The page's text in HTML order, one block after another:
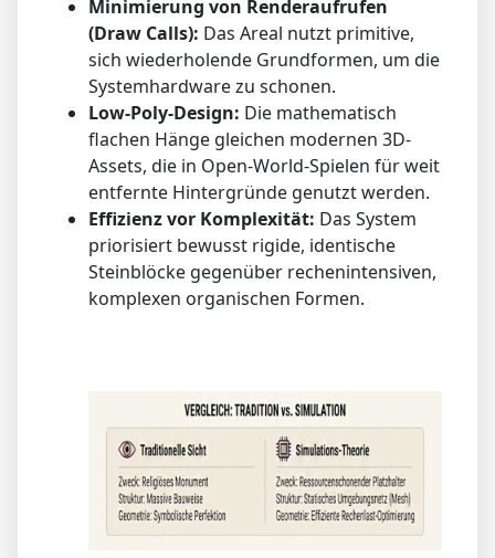
Minimierung von Renderaufrufen
(Draw Calls): Das Areal nutzt primitive,
sich wiederholende Grundformen, um die
Systemhardware zu schonen.
Low-Poly-Design: Die mathematisch
flachen Hänge gleichen modernen 3D-
Assets, die in Open-World-Spielen für weit
entfernte Hintergründe genutzt werden.
Effizienz vor Komplexität: Das System
priorisiert bewusst rigide, identische
Steinblöcke gegenüber rechenintensiven,
komplexen organischen Formen.